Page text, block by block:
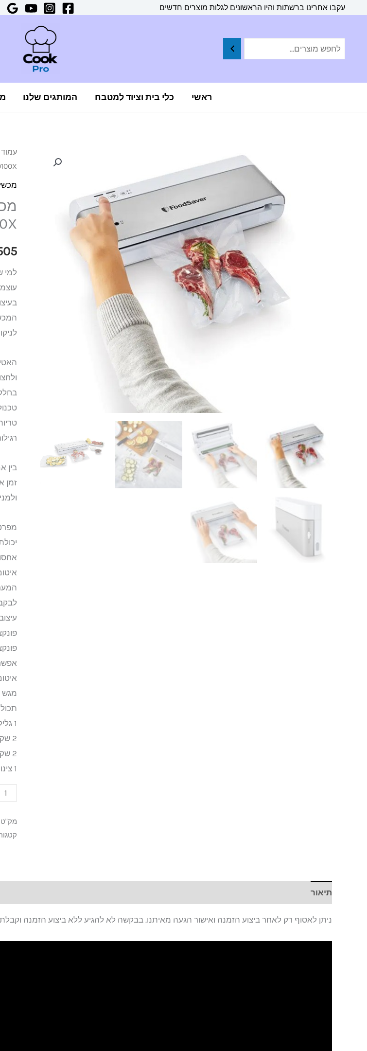
עקבו אחרינו ברשתות והיו הראשונים לגלות מוצרים חדשים
ראשי כלי בית וציוד למטבח המותגים שלנו
למי
בין
מגש
1 גליל שקיות ואקום 28 ס"מ x 2.43 מ '
2 שקיות לאיטום ואקום 946 מ"ל
2 שקיות לאיטום ואקום 3.78 ליטר
1 צינור אטימה
כמות
של
תיאור
ניתן לאסוף רק לאחר ביצוע הזמנה ואישור הגעה מאיתנו. בבקשה לא להגיע ללא ביצוע הזמנה